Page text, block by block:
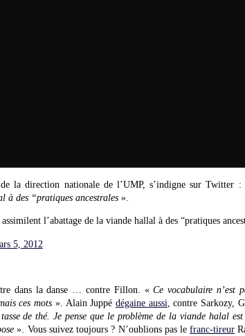
la direction nationale de l’UMP, s’indigne sur Twitter :
à des “pratiques ancestrales ».
l’abattage de la viande hallal à des “pratiques
5, 2012
dans la danse … contre Fillon. «Ce vocabulaire n’est
ces mots ». Alain Juppé dégaine aussi, contre Sarkozy,
tasse de thé. Je pense que le problème de la viande halal
». Vous suivez toujours ? N’oublions pas lefranc-tireur